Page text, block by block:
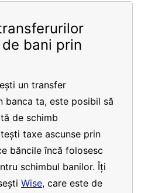
bani prin
un transfer
banca ta, este posibil să
de schimb
taxe ascunse prin
băncile încă folosesc
schimbul banilor. Îți
Wise, care este de